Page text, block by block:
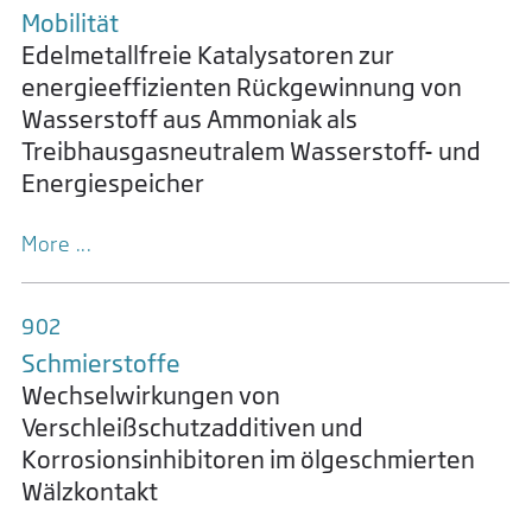
Mobilität
Edelmetallfreie Katalysatoren zur
energieeffizienten Rückgewinnung von
Wasserstoff aus Ammoniak als
Treibhausgasneutralem Wasserstoff- und
Energiespeicher
More ...
902
Schmier­stoffe
Wechselwirkungen von
Verschleißschutzadditiven und
Korrosionsinhibitoren im ölgeschmierten
Wälzkontakt